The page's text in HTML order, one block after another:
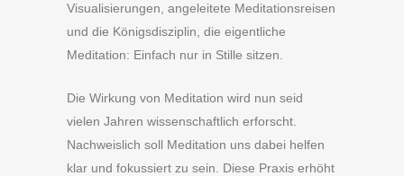
Visualisierungen, angeleitete Meditationsreisen
und die Königsdisziplin, die eigentliche
Meditation: Einfach nur in Stille sitzen.
Die Wirkung von Meditation wird nun seid
vielen Jahren wissenschaftlich erforscht.
Nachweislich soll Meditation uns dabei helfen
klar und fokussiert zu sein. Diese Praxis erhöht